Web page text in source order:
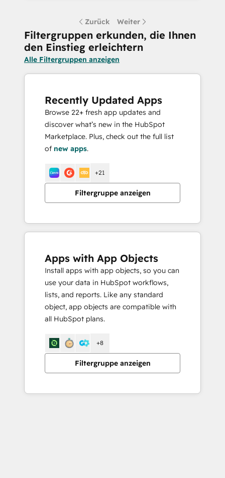
Zurück Weiter
Filtergruppen erkunden, die Ihnen
den Einstieg erleichtern
Alle Filtergruppen anzeigen
Recently Updated Apps
Browse 22+ fresh app updates and
discover what’s new in the HubSpot
Marketplace. Plus, check out the full list
of new apps.
Filtergruppe anzeigen
+21
Apps with App Objects
Install apps with app objects, so you can
use your data in HubSpot workflows,
lists, and reports. Like any standard
object, app objects are compatible with
all HubSpot plans.
Filtergruppe anzeigen
+8